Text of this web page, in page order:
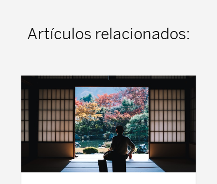
Artículos relacionados: